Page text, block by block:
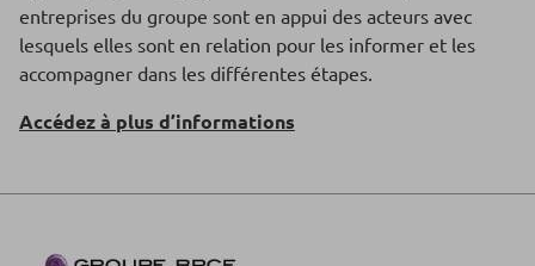
entreprises du groupe sont en appui des acteurs avec
lesquels elles sont en relation pour les informer et les
accompagner dans les différentes étapes.
Accédez à plus d’informations